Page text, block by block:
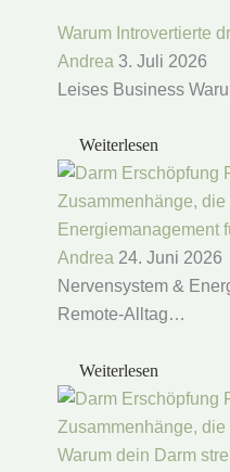
Warum Introvertierte
Andrea 3. Juli 2026
Leises Business
Weiterlesen
Energiemanagement
Andrea 24. Juni 2026
Nervensystem &
Remote-Alltag…
Weiterlesen
Warum dein Darm